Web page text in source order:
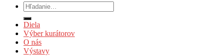
Hľadať:
Diela
Výber kurátorov
O nás
Výstavy